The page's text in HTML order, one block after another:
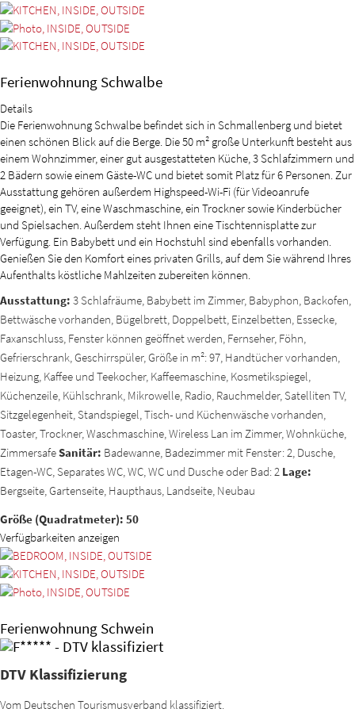
Ferienwohnung Schwalbe
Details
Die Ferienwohnung Schwalbe befindet sich in Schmallenberg und bietet
einen schönen Blick auf die Berge. Die 50 m² große Unterkunft besteht aus
einem Wohnzimmer, einer gut ausgestatteten Küche, 3 Schlafzimmern und
2 Bädern sowie einem Gäste-WC und bietet somit Platz für 6 Personen. Zur
Ausstattung gehören außerdem Highspeed-Wi-Fi (für Videoanrufe
geeignet), ein TV, eine Waschmaschine, ein Trockner sowie Kinderbücher
und Spielsachen. Außerdem steht Ihnen eine Tischtennisplatte zur
Verfügung. Ein Babybett und ein Hochstuhl sind ebenfalls vorhanden.
Genießen Sie den Komfort eines privaten Grills, auf dem Sie während Ihres
Aufenthalts köstliche Mahlzeiten zubereiten können.
Ausstattung: 3 Schlafräume, Babybett im Zimmer, Babyphon, Backofen,
Bettwäsche vorhanden, Bügelbrett, Doppelbett, Einzelbetten, Essecke,
Faxanschluss, Fenster können geöffnet werden, Fernseher, Föhn,
Gefrierschrank, Geschirrspüler, Größe in m²: 97, Handtücher vorhanden,
Heizung, Kaffee und Teekocher, Kaffeemaschine, Kosmetikspiegel,
Küchenzeile, Kühlschrank, Mikrowelle, Radio, Rauchmelder, Satelliten TV,
Sitzgelegenheit, Standspiegel, Tisch- und Küchenwäsche vorhanden,
Toaster, Trockner, Waschmaschine, Wireless Lan im Zimmer, Wohnküche,
ZimmersafeSanitär: Badewanne, Badezimmer mit Fenster: 2, Dusche,
Etagen-WC, Separates WC, WC, WC und Dusche oder Bad: 2 Lage:
Bergseite, Gartenseite, Haupthaus, Landseite, Neubau
Größe (Quadratmeter): 50
Verfügbarkeiten anzeigen
Ferienwohnung Schwein
DTV Klassifizierung
Vom Deutschen Tourismusverband klassifiziert.